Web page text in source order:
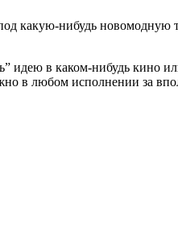
какую-нибудь новомодную
в каком-нибудь кино
в любом исполнении за